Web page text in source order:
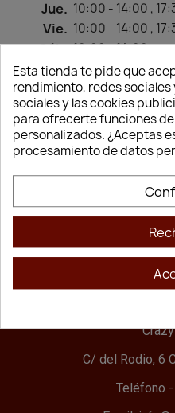
Jue. 10:00 - 14:00 ,
Vie. 10:00 - 14:00 ,
Sáb. 10:00 - 14:00
Dom.
Terminos
Contacte
Políticas
Sobre
C/ del Rodio, 6
Teléfono
Esta tienda te pide que
rendimiento, redes
sociales y las cookies
para ofrecerte funciones
personalizados. ¿Aceptas
procesamiento de datos